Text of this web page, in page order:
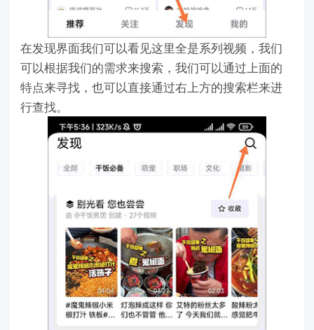
在发现界面我们可以看见这里全是系列视频，我们
可以根据我们的需求来搜索，我们可以通过上面的
特点来寻找，也可以直接通过右上方的搜索栏来进
行查找。